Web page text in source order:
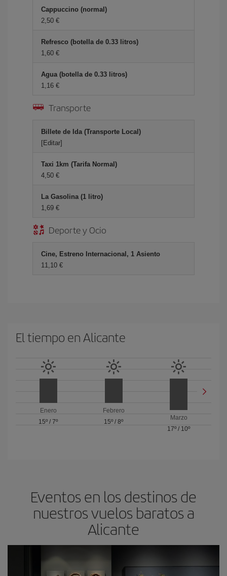
Cappuccino (normal)
2,50 €
Refresco (botella de 0.33 litros)
1,60 €
Agua (botella de 0.33 litros)
1,16 €
Transporte
Billete de Ida (Transporte Local)
[Editar]
Taxi 1km (Tarifa Normal)
4,50 €
La Gasolina (1 litro)
1,69 €
Deporte y Ocio
Cine, Estreno Internacional, 1 Asiento
11,10 €
El tiempo en Alicante
Enero
15º /7º
Febrero
15º / 8º
Marzo
17º / 10º
Eventos en los destinos de
nuestros vuelos baratos a
Alicante